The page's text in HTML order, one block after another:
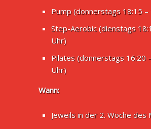
Pump (donnerstags 18:15 –
Step-Aerobic (dienstags
Uhr)
Pilates (donnerstags 16:20
Uhr)
Wann:
Jeweils in der 2. Woche des